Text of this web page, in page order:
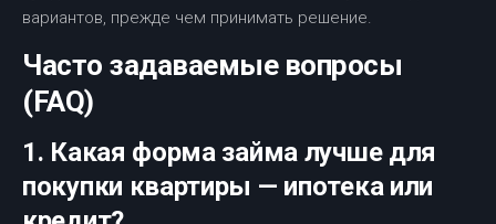
вариантов, прежде чем принимать решение.
Часто задаваемые вопросы
(FAQ)
1. Какая форма займа лучше для
покупки квартиры — ипотека или